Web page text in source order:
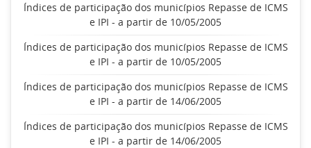
Índices de participação dos municípios Repasse de ICMS
e IPI - a partir de 10/05/2005
Índices de participação dos municípios Repasse de ICMS
e IPI - a partir de 10/05/2005
Índices de participação dos municípios Repasse de ICMS
e IPI - a partir de 14/06/2005
Índices de participação dos municípios Repasse de ICMS
e IPI - a partir de 14/06/2005